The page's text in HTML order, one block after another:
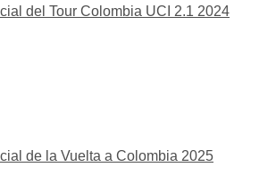
del Tour Colombia UCI 2.1 2024
de la Vuelta a Colombia 2025